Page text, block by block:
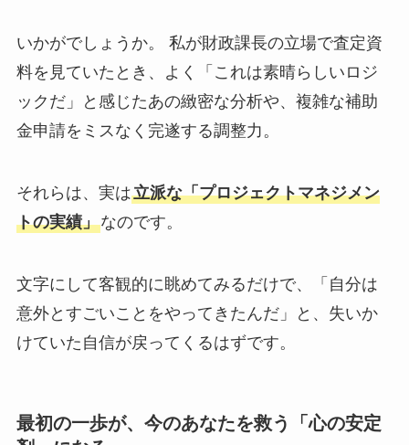
いかがでしょうか。 私が財政課長の立場で査定資
料を見ていたとき、よく「これは素晴らしいロジ
ックだ」と感じたあの緻密な分析や、複雑な補助
金申請をミスなく完遂する調整力。
それらは、実は立派な「プロジェクトマネジメン
トの実績」なのです。
文字にして客観的に眺めてみるだけで、「自分は
意外とすごいことをやってきたんだ」と、失いか
けていた自信が戻ってくるはずです。
最初の一歩が、今のあなたを救う「心の安定